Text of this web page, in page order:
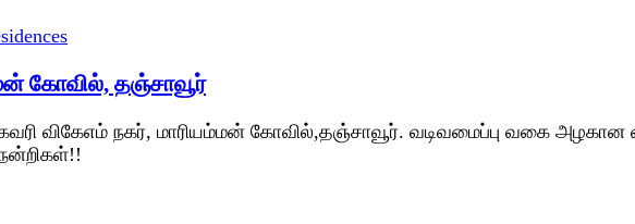
கோவில், தஞ்சாவூர்
விகேஎம் நகர், மாரியம்மன் கோவில்,தஞ்சாவூர். வடிவமைப்பு வகை அழகான